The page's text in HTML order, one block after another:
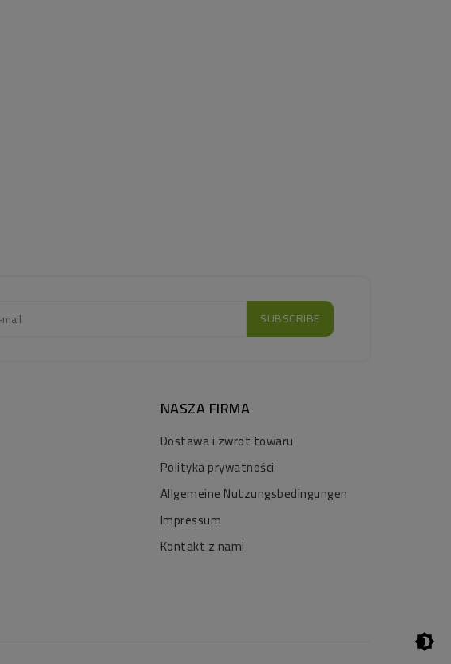
NASZA FIRMA
Dostawa i zwrot towaru
Polityka prywatności
Allgemeine Nutzungsbedingungen
Impressum
Kontakt z nami